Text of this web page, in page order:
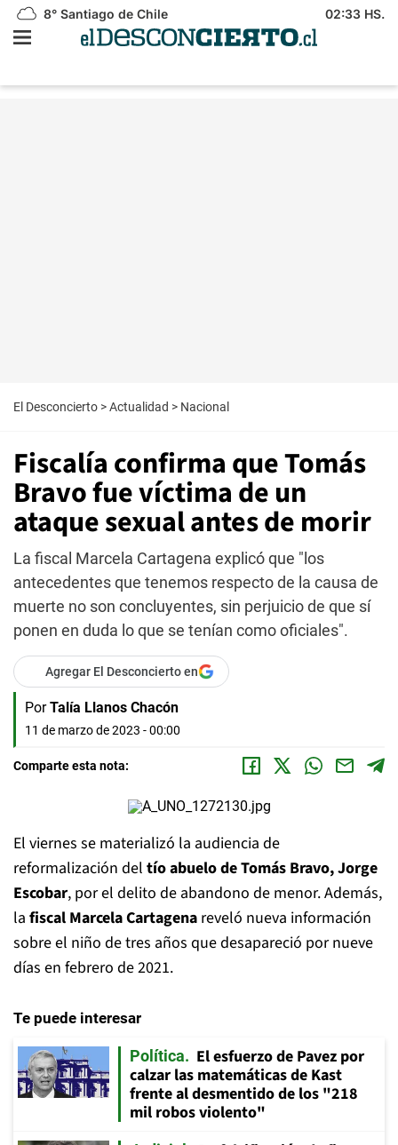
8° Santiago de Chile 02:33 HS.
El Desconcierto >Actualidad > Nacional
Fiscalía confirma que Tomás
Bravo fue víctima de un
ataque sexual antes de morir
La fiscal Marcela Cartagena explicó que "los
antecedentes que tenemos respecto de la causa de
muerte no son concluyentes, sin perjuicio de que sí
ponen en duda lo que se tenían como oficiales".
Agregar El Desconcierto en
Por Talía Llanos Chacón
11 de marzo de 2023 - 00:00
Comparte esta nota:
El viernes se materializó la audiencia de
reformalización del tío abuelo de Tomás Bravo,Jorge
Escobar, por el delito de abandono de menor. Además,
la fiscal Marcela Cartagena reveló nueva información
sobre el niño de tres años que desapareció por nueve
días en febrero de 2021.
Te puede interesar
Política
El esfuerzo de Pavez por
calzar las matemáticas de Kast
frente al desmentido de los "218
mil robos violento"